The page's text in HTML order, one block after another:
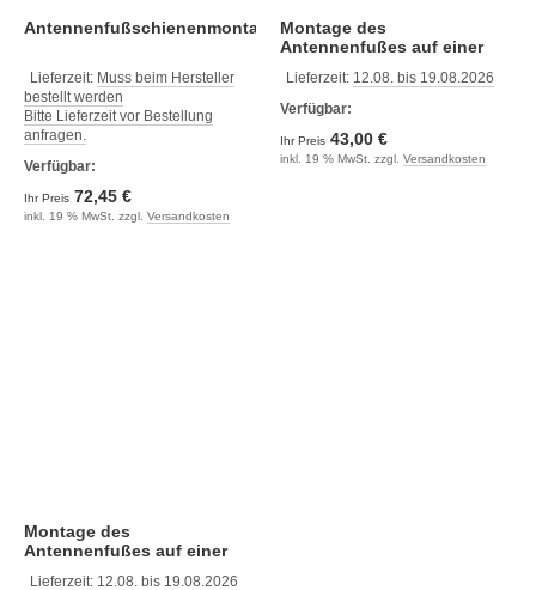
Antennenfußschienenmontage
Lieferzeit: Muss beim Hersteller
bestellt werden
Bitte Lieferzeit vor Bestellung
anfragen.
Verfügbar:
Ihr Preis 72,45 €
inkl. 19 % MwSt. zzgl. Versandkosten
Montage des
Antennenfußes auf einer
Ø 21 und 26 mm)
Lieferzeit: 12.08. bis 19.08.2026
Verfügbar:
Ihr Preis 43,00 €
inkl. 19 % MwSt. zzgl. Versandkosten
Montage des
Antennenfußes auf einer
Lieferzeit: 12.08. bis 19.08.2026